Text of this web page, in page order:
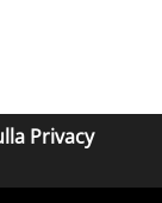
Privacy